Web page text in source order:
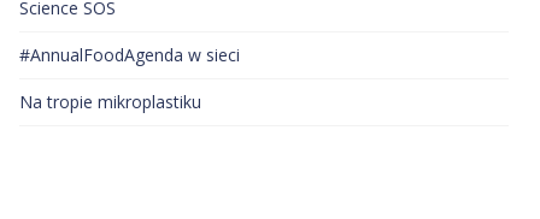
Science SOS
#AnnualFoodAgenda w sieci
Na tropie mikroplastiku